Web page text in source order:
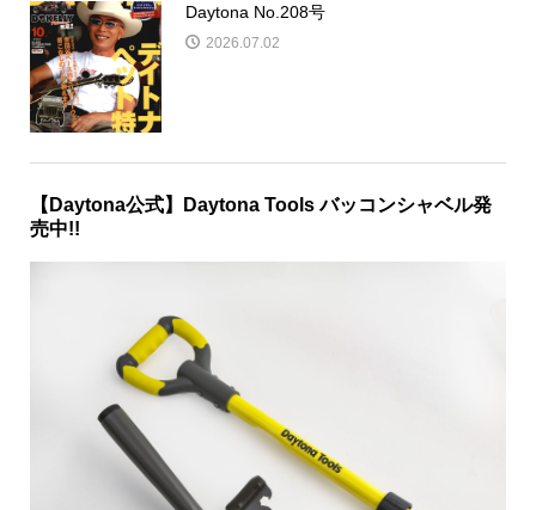
Daytona No.208号
2026.07.02
【Daytona公式】Daytona Tools バッコンシャベル発
売中!!